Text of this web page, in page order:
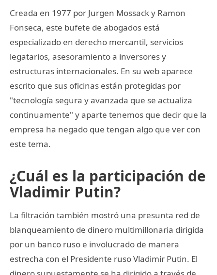
Creada en 1977 por Jurgen Mossack y Ramon
Fonseca, este bufete de abogados está
especializado en derecho mercantil, servicios
legatarios, asesoramiento a inversores y
estructuras internacionales. En su web aparece
escrito que sus oficinas están protegidas por
"tecnología segura y avanzada que se actualiza
continuamente" y aparte tenemos que decir que la
empresa ha negado que tengan algo que ver con
este tema.
¿Cuál es la participación de
Vladimir Putin?
La filtración también mostró una presunta red de
blanqueamiento de dinero multimillonaria dirigida
por un banco ruso e involucrado de manera
estrecha con el Presidente ruso Vladimir Putin. El